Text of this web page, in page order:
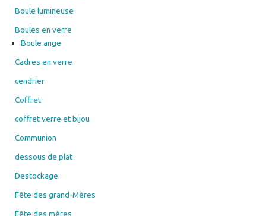
Boule lumineuse
Boules en verre
Boule ange
Cadres en verre
cendrier
Coffret
coffret verre et bijou
Communion
dessous de plat
Destockage
Fête des grand-Mères
Fête des mères